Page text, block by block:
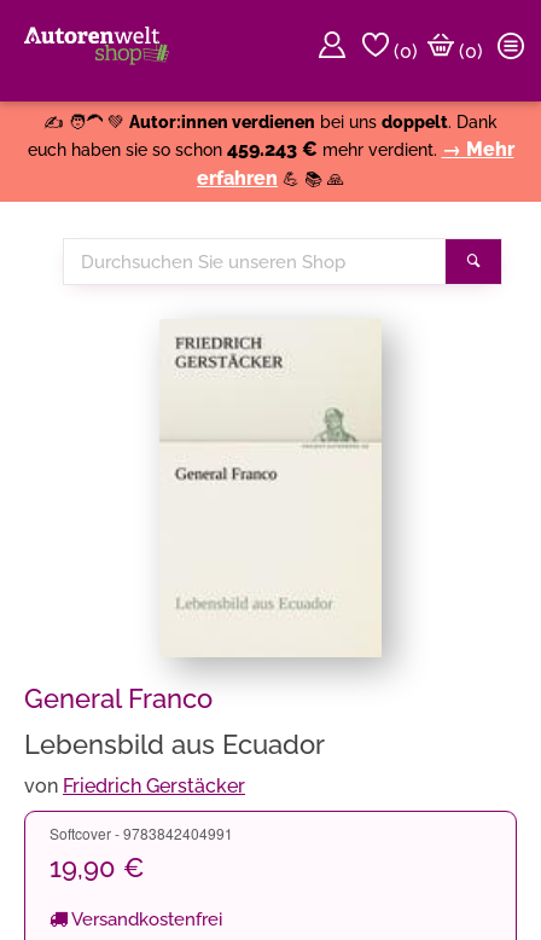
(0)
(0)
✍️ 🧑‍🦱 💚 Autor:innen verdienen bei uns doppelt. Dank
euch haben sie so schon 459.243 € mehr verdient. → Mehr
erfahren 💪 📚 🙏
Durchsuchen
Sie
General Franco
Lebensbild aus Ecuador
von Friedrich Gerstäcker
Softcover - 9783842404991
19,90 €
Versandkostenfrei